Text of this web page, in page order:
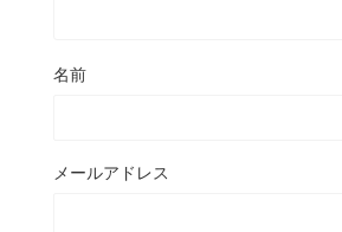
名前
メールアドレス